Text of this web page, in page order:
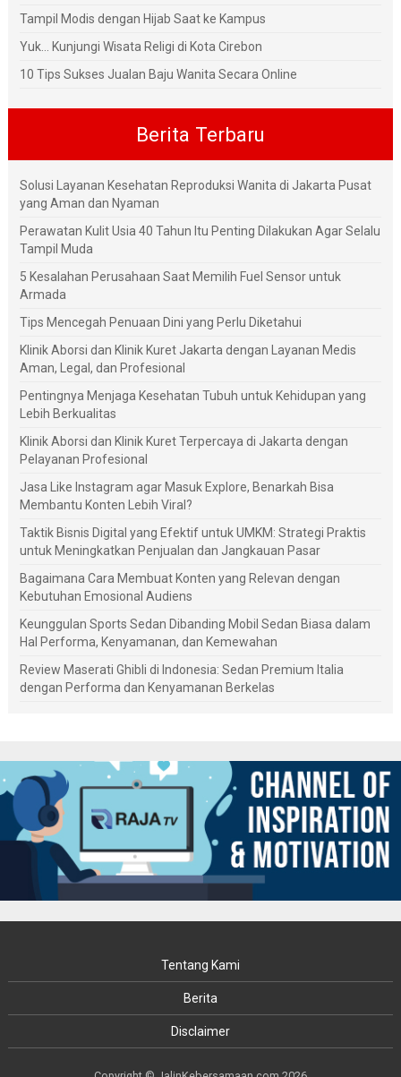
Tampil Modis dengan Hijab Saat ke Kampus
Yuk... Kunjungi Wisata Religi di Kota Cirebon
10 Tips Sukses Jualan Baju Wanita Secara Online
Berita Terbaru
Solusi Layanan Kesehatan Reproduksi Wanita di Jakarta Pusat
yang Aman dan Nyaman
Perawatan Kulit Usia 40 Tahun Itu Penting Dilakukan Agar Selalu
Tampil Muda
5 Kesalahan Perusahaan Saat Memilih Fuel Sensor untuk
Armada
Tips Mencegah Penuaan Dini yang Perlu Diketahui
Klinik Aborsi dan Klinik Kuret Jakarta dengan Layanan Medis
Aman, Legal, dan Profesional
Pentingnya Menjaga Kesehatan Tubuh untuk Kehidupan yang
Lebih Berkualitas
Klinik Aborsi dan Klinik Kuret Terpercaya di Jakarta dengan
Pelayanan Profesional
Jasa Like Instagram agar Masuk Explore, Benarkah Bisa
Membantu Konten Lebih Viral?
Taktik Bisnis Digital yang Efektif untuk UMKM: Strategi Praktis
untuk Meningkatkan Penjualan dan Jangkauan Pasar
Bagaimana Cara Membuat Konten yang Relevan dengan
Kebutuhan Emosional Audiens
Keunggulan Sports Sedan Dibanding Mobil Sedan Biasa dalam
Hal Performa, Kenyamanan, dan Kemewahan
Review Maserati Ghibli di Indonesia: Sedan Premium Italia
dengan Performa dan Kenyamanan Berkelas
Tentang Kami
Berita
Disclaimer